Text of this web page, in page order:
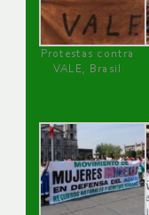
Protestas contra
VALE, Brasil